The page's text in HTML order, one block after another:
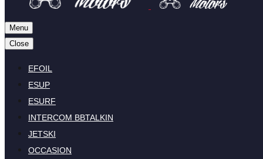
Menu
Close
EFOIL
ESUP
ESURF
INTERCOM BBTALKIN
JETSKI
OCCASION